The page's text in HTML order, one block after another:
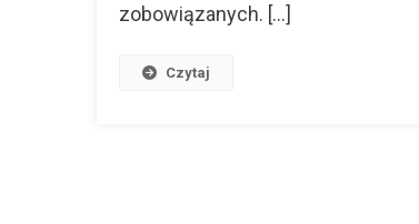
zobowiązanych. […]
Czytaj